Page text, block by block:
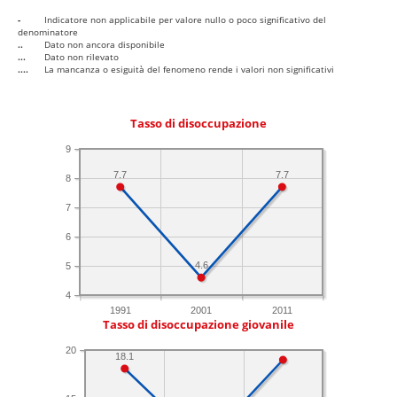
-
Indicatore non applicabile per valore nullo o poco significativo del
denominatore
..
Dato non ancora disponibile
...
Dato non rilevato
....
La mancanza o esiguità del fenomeno rende i valori non significativi
Tasso di disoccupazione
1991 2001 2011
4
5
6
7
8
9
7.7
4.6
7.7
Tasso di disoccupazione giovanile
20
18.1